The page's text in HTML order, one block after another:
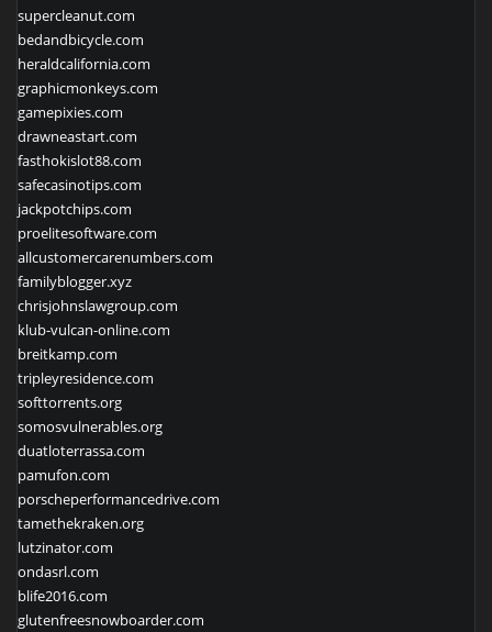
supercleanut.com
bedandbicycle.com
heraldcalifornia.com
graphicmonkeys.com
gamepixies.com
drawneastart.com
fasthokislot88.com
safecasinotips.com
jackpotchips.com
proelitesoftware.com
allcustomercarenumbers.com
familyblogger.xyz
chrisjohnslawgroup.com
klub-vulcan-online.com
breitkamp.com
tripleyresidence.com
softtorrents.org
somosvulnerables.org
duatloterrassa.com
pamufon.com
porscheperformancedrive.com
tamethekraken.org
lutzinator.com
ondasrl.com
blife2016.com
glutenfreesnowboarder.com